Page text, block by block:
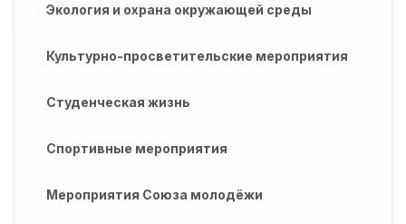
Экология и охрана окружающей среды
Культурно-просветительские мероприятия
Студенческая жизнь
Спортивные мероприятия
Мероприятия Союза молодёжи